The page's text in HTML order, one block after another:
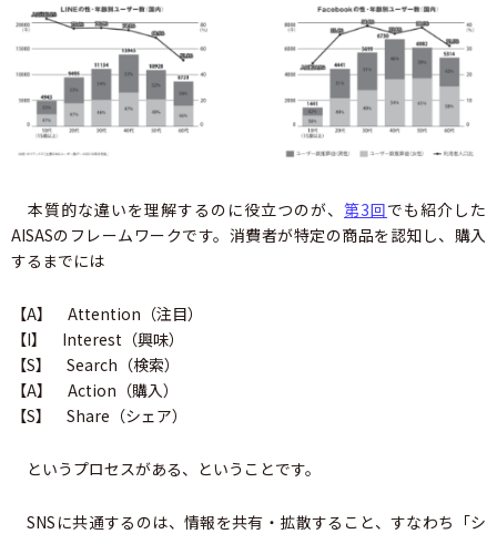
本質的な違いを理解するのに役立つのが、 第3回でも紹介した
AISASのフレームワークです。消費者が特定の商品を認知し、購入
するまでには
【A】 Attention（注目）
【I】 Interest（興味）
【S】 Search（検索）
【A】 Action（購入）
【S】 Share（シェア）
というプロセスがある、ということです。
SNSに共通するのは、情報を共有・拡散すること、すなわち「シ